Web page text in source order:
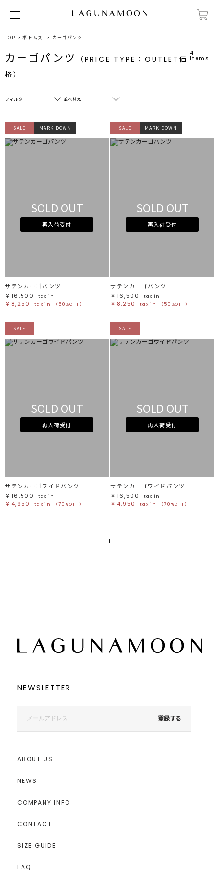
TOP ボトムス カーゴパンツ
カーゴパンツ
（PRICE TYPE：OUTLET価
格）
4
Items
フィルター
フリーワード
すべてすべて
ホワイト
ブラックブラック
ピンク ピンク
ミックス ミックス
この条件で絞り込む
並べ替え
売れ筋順
新着順
SALE MARK DOWN
SOLD OUT
再入荷受付
サテンカーゴパンツ
￥16,500
tax in
￥8,250 tax in （50%OFF）
SALE MARK DOWN
SOLD OUT
再入荷受付
サテンカーゴパンツ
￥16,500
tax in
￥8,250 tax in （50%OFF）
SALE
SOLD OUT
再入荷受付
サテンカーゴワイドパンツ
￥16,500
tax in
￥4,950 tax in （70%OFF）
SALE
SOLD OUT
再入荷受付
サテンカーゴワイドパンツ
￥16,500
tax in
￥4,950 tax in （70%OFF）
1
NEWSLETTER
登録する
ABOUT US
NEWS
COMPANY INFO
CONTACT
SIZE GUIDE
FAQ